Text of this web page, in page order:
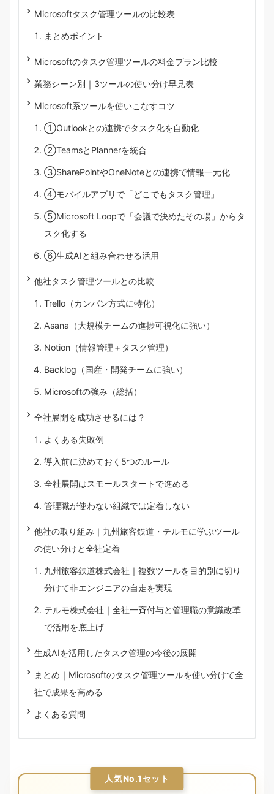
Microsoftタスク管理ツールの比較表
まとめポイント
Microsoftのタスク管理ツールの料金プラン比較
業務シーン別｜3ツールの使い分け早見表
Microsoft系ツールを使いこなすコツ
①Outlookとの連携でタスク化を自動化
②TeamsとPlannerを統合
③SharePointやOneNoteとの連携で情報一元化
④モバイルアプリで「どこでもタスク管理」
⑤Microsoft Loopで「会議で決めたその場」からタ
スク化する
⑥生成AIと組み合わせる活用
他社タスク管理ツールとの比較
Trello（カンバン方式に特化）
Asana（大規模チームの進捗可視化に強い）
Notion（情報管理＋タスク管理）
Backlog（国産・開発チームに強い）
Microsoftの強み（総括）
全社展開を成功させるには？
よくある失敗例
導入前に決めておく5つのルール
全社展開はスモールスタートで進める
管理職が使わない組織では定着しない
他社の取り組み｜九州旅客鉄道・テルモに学ぶツール
の使い分けと全社定着
九州旅客鉄道株式会社｜複数ツールを目的別に切り
分けて非エンジニアの自走を実現
テルモ株式会社｜全社一斉付与と管理職の意識改革
で活用を底上げ
生成AIを活用したタスク管理の今後の展開
まとめ｜Microsoftのタスク管理ツールを使い分けて全
社で成果を高める
よくある質問
人気No.1セット